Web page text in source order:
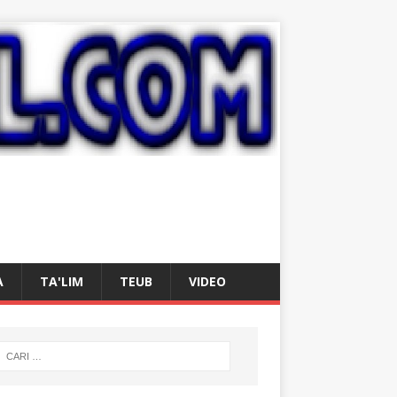
TA'LIM TEUB VIDEO